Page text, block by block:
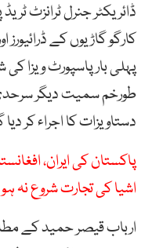
ڈائریکٹر جنرل ٹرانزٹ
کارگو گاڑیوں کے
پہلی بار پاسپورٹ ویزا
طورخم سمیت دیگر
دستاویزات کا اجراء کر
پاکستان کی ایران،
اشیا کی تجارت شروع نہ